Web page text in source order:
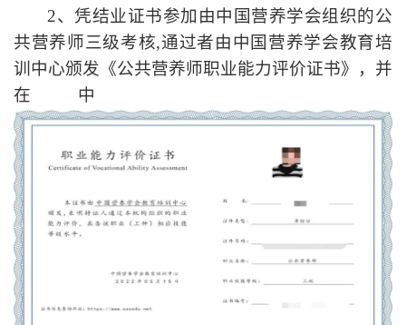
2、凭结业证书参加由中国营养学会组织的公
共营养师三级考核,通过者由中国营养学会教育培
训中心颁发《公共营养师职业能力评价证书》，并
在中